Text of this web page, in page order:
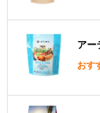
アー
おす